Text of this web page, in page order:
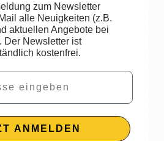
zum Newsletter
alle Neuigkeiten (z.B.
aktuellen Angebote bei
Der Newsletter ist
kostenfrei.
ANMELDEN